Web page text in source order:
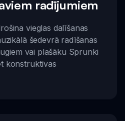
radījumiem
vieglas dalīšanas
šedevrā radīšanas
vai plašāku Sprunki
konstruktīvas